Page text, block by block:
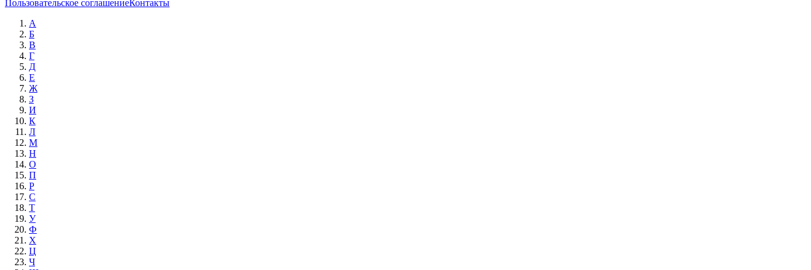
Пользовательское соглашениеКонтакты
А
Б
В
Г
Д
Е
Ж
З
И
К
Л
М
Н
О
П
Р
С
Т
У
Ф
Х
Ц
Ч